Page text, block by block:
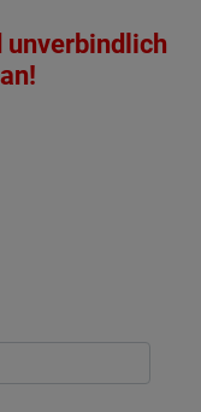
unverbindlich